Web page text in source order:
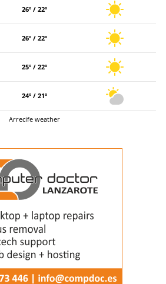
26º / 22º
26º / 22º
25º / 22º
24º / 21º
Arrecife weather